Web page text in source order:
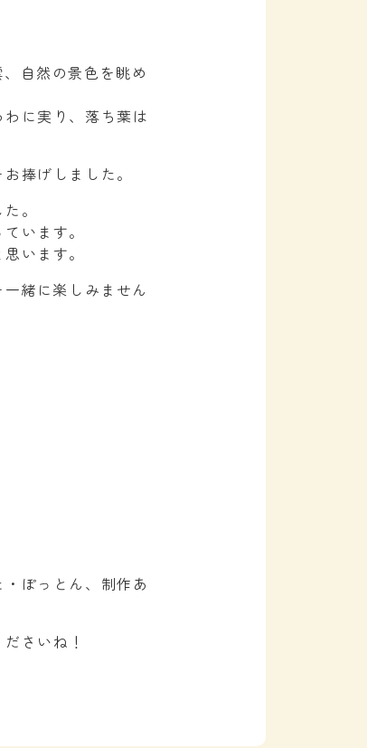
自然の景色を眺め
に実り、落ち葉は
捧げしました。
。
います。
います。
緒に楽しみません
ぽっとん、制作あ
さいね！